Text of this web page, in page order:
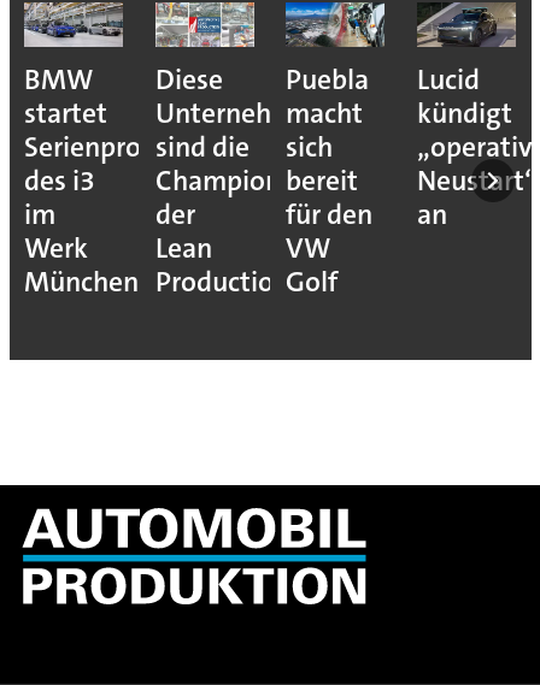
BMW
startet
Serienproduktion
des i3
im
Werk
München
Diese
Unternehmen
sind die
Champions
der
Lean
Production
Puebla
macht
sich
bereit
für den
VW
Golf
Lucid
kündigt
Neustart“
an